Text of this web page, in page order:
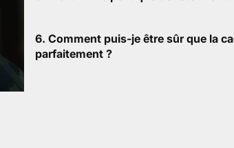
6. Comment puis-je être sûr que la
parfaitement ?